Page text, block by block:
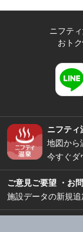
ニフテ
おト
ニフティ
地図から
今すぐダ
ご意見ご要望 ・お
施設データの新規